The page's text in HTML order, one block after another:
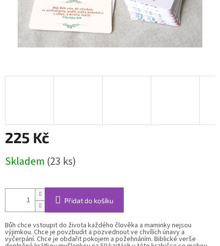
225 Kč
cena:
Skladem (23 ks)
Přidat do košíku
Bůh chce vstoupit do života každého člověka a maminky nejsou
výjimkou. Chce je povzbudit a pozvednout ve chvílích únavy a
vyčerpání. Chce je obdařit pokojem a požehnáním. Biblické verše